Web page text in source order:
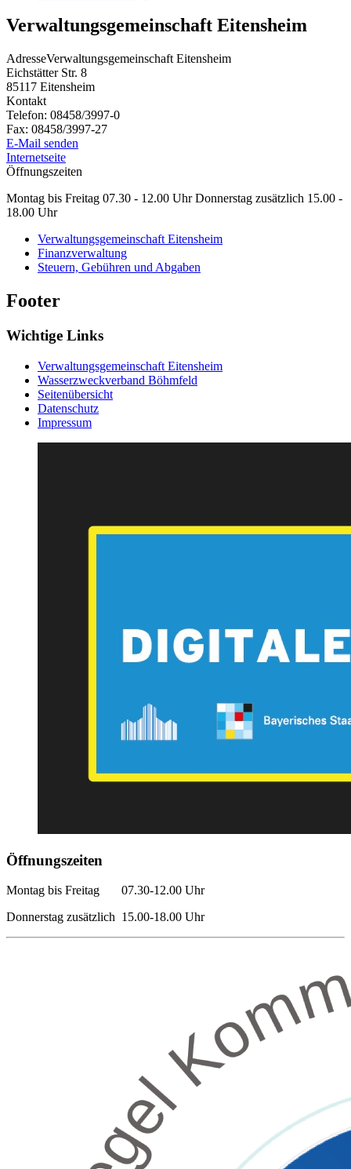
Verwaltungsgemeinschaft Eitensheim
AdresseVerwaltungsgemeinschaft Eitensheim
Eichstätter Str. 8
85117 Eitensheim
Kontakt
Telefon: 08458/3997-0
Fax: 08458/3997-27
E-Mail senden
Internetseite
Öffnungszeiten
Montag bis Freitag 07.30 - 12.00 Uhr Donnerstag zusätzlich 15.00 -
18.00 Uhr
Verwaltungsgemeinschaft Eitensheim
Finanzverwaltung
Steuern, Gebühren und Abgaben
Footer
Wichtige Links
Verwaltungsgemeinschaft Eitensheim
Wasserzweckverband Böhmfeld
Seitenübersicht
Datenschutz
Impressum
Öffnungszeiten
Montag bis Freitag 07.30-12.00 Uhr
Donnerstag zusätzlich 15.00-18.00 Uhr